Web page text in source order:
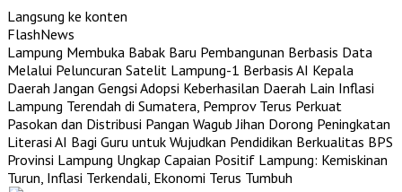
Langsung ke konten
FlashNews
Lampung Membuka Babak Baru Pembangunan Berbasis Data
Melalui Peluncuran Satelit Lampung-1 Berbasis AI Kepala
Daerah Jangan Gengsi Adopsi Keberhasilan Daerah Lain Inflasi
Lampung Terendah di Sumatera, Pemprov Terus Perkuat
Pasokan dan Distribusi Pangan Wagub Jihan Dorong Peningkatan
Literasi AI Bagi Guru untuk Wujudkan Pendidikan Berkualitas BPS
Provinsi Lampung Ungkap Capaian Positif Lampung: Kemiskinan
Turun, Inflasi Terkendali, Ekonomi Terus Tumbuh